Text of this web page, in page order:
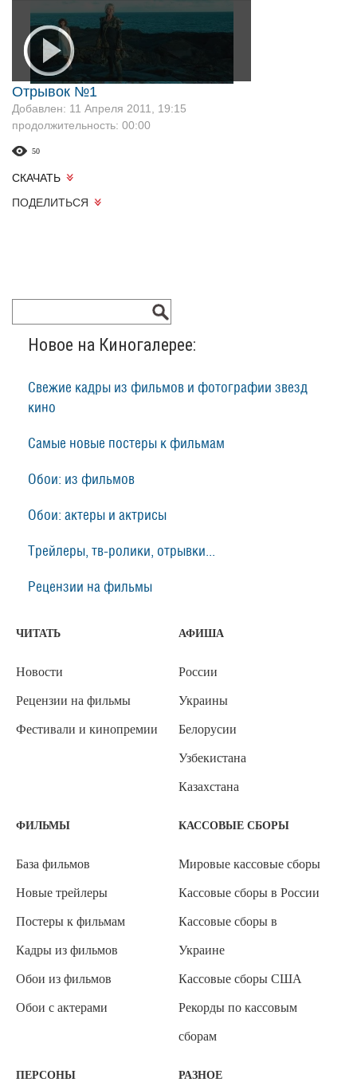
Отрывок №1
Добавлен: 11 Апреля 2011, 19:15
продолжительность: 00:00
50
СКАЧАТЬ
ПОДЕЛИТЬСЯ
Новое на Киногалерее:
Свежие кадры из фильмов и фотографии звезд
кино
Самые новые постеры к фильмам
Обои: из фильмов
Обои: актеры и актрисы
Трейлеры, тв-ролики, отрывки...
Рецензии на фильмы
ЧИТАТЬ
Новости
Рецензии на фильмы
Фестивали и кинопремии
АФИША
России
Украины
Белорусии
Узбекистана
Казахстана
ФИЛЬМЫ
База фильмов
Новые трейлеры
Постеры к фильмам
Кадры из фильмов
Обои из фильмов
Обои с актерами
КАССОВЫЕ СБОРЫ
Мировые кассовые сборы
Кассовые сборы в России
Кассовые сборы в
Украине
Кассовые сборы США
Рекорды по кассовым
сборам
ПЕРСОНЫ РАЗНОЕ